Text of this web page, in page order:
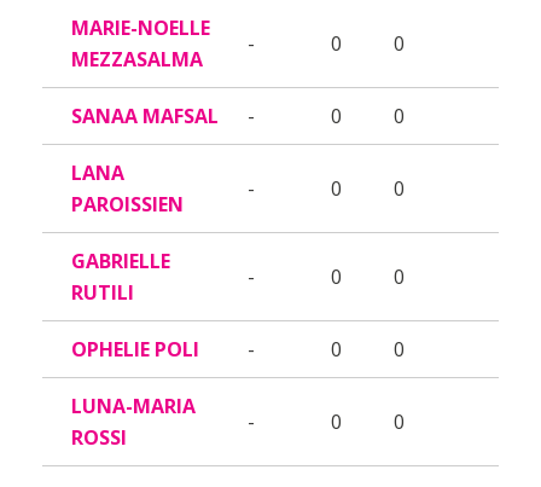
MARIE-NOELLE
MEZZASALMA
- 0 0
SANAA MAFSAL - 0 0
LANA
PAROISSIEN
- 0 0
GABRIELLE
RUTILI
- 0 0
OPHELIE POLI - 0 0
LUNA-MARIA
ROSSI
- 0 0